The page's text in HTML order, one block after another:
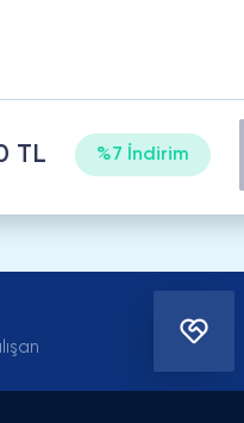
TL %7 İndirim